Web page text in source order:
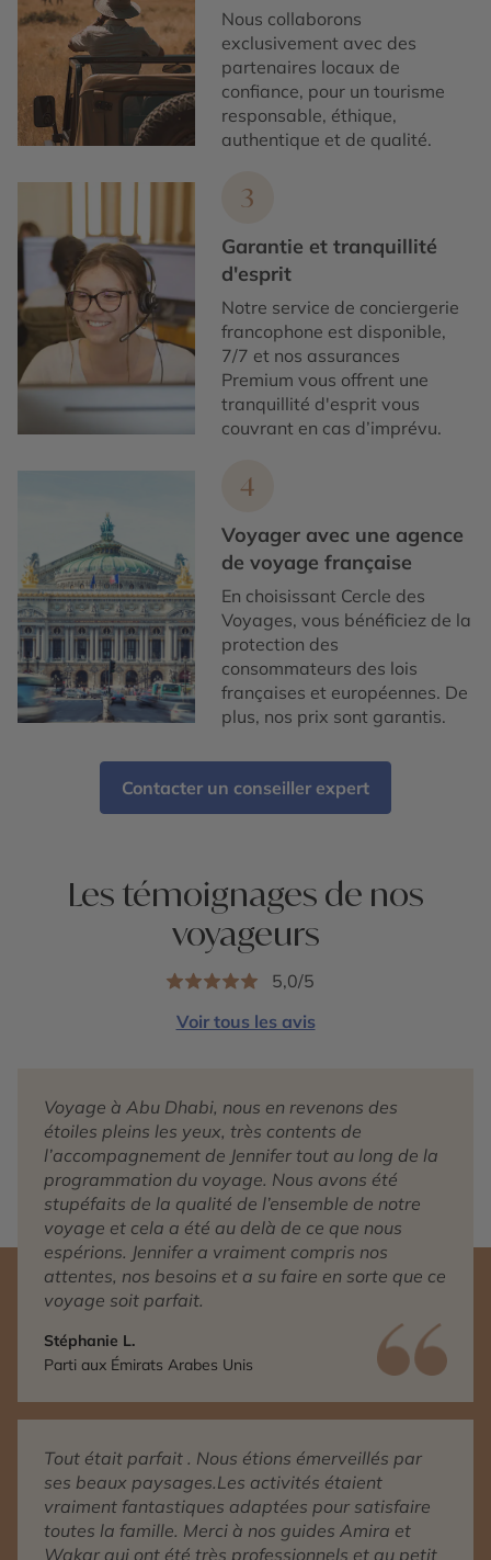
Nous collaborons
exclusivement avec des
partenaires locaux de
confiance, pour un tourisme
responsable, éthique,
authentique et de qualité.
3
Garantie et tranquillité
d'esprit
Notre service de conciergerie
francophone est disponible,
7/7 et nos assurances
Premium vous offrent une
tranquillité d'esprit vous
couvrant en cas d’imprévu.
4
Voyager avec une agence
de voyage française
En choisissant Cercle des
Voyages, vous bénéficiez de la
protection des
consommateurs des lois
françaises et européennes. De
plus, nos prix sont garantis.
Contacter un conseiller expert
Les témoignages de nos
voyageurs
5,0/5
Voir tous les avis
Voyage à Abu Dhabi, nous en revenons des
étoiles pleins les yeux, très contents de
l’accompagnement de Jennifer tout au long de la
programmation du voyage. Nous avons été
stupéfaits de la qualité de l’ensemble de notre
voyage et cela a été au delà de ce que nous
espérions. Jennifer a vraiment compris nos
attentes, nos besoins et a su faire en sorte que ce
voyage soit parfait.
Stéphanie L.
Parti aux Émirats Arabes Unis
Tout était parfait . Nous étions émerveillés par
ses beaux paysages.Les activités étaient
vraiment fantastiques adaptées pour satisfaire
toutes la famille. Merci à nos guides Amira et
Wakar qui ont été très professionnels et au petit